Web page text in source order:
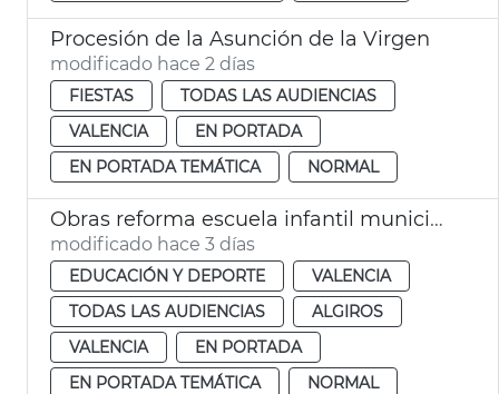
Procesión de la Asunción de la Virgen
modificado hace 2 días
FIESTAS
TODAS LAS AUDIENCIAS
VALENCIA
EN PORTADA
EN PORTADA TEMÁTICA
NORMAL
Obras reforma escuela infantil municipal Pardalets
modificado hace 3 días
EDUCACIÓN Y DEPORTE
VALENCIA
TODAS LAS AUDIENCIAS
ALGIROS
VALENCIA
EN PORTADA
EN PORTADA TEMÁTICA
NORMAL